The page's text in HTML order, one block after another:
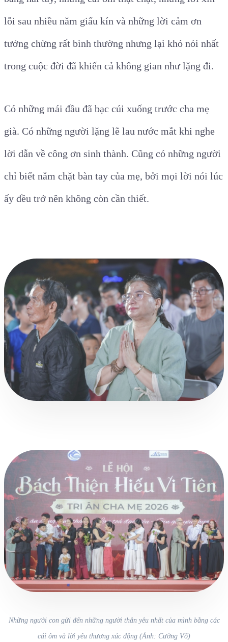
lỗi sau nhiều năm giấu kín và những lời cảm ơn
tưởng chừng rất bình thường nhưng lại khó nói nhất
trong cuộc đời đã khiến cả không gian như lặng đi.
Có những mái đầu đã bạc cúi xuống trước cha mẹ
già. Có những người lặng lẽ lau nước mắt khi nghe
lời dẫn về công ơn sinh thành. Cũng có những người
chỉ biết nắm chặt bàn tay của mẹ, bởi mọi lời nói lúc
ấy đều trở nên không còn cần thiết.
Những người con gửi đến những người thân yêu nhất của mình bằng các
cái ôm và lời yêu thương xúc động (Ảnh: Cường Võ)